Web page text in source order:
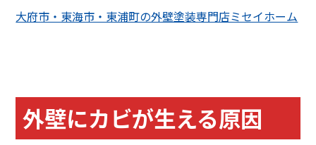
大府市・東海市・東浦町の外壁塗装専門店ミセイホーム
外壁にカビが生える原因